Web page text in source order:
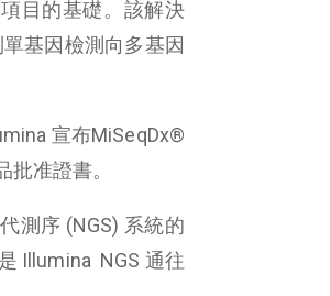
目的基礎。該解決
基因檢測向多基因
宣布MiSeqDx®
准證書。
測序 (NGS) 系統的
Illumina NGS 通往